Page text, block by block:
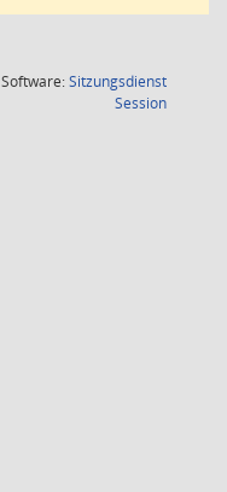
Software:Sitzungsdienst
Session(Wird in